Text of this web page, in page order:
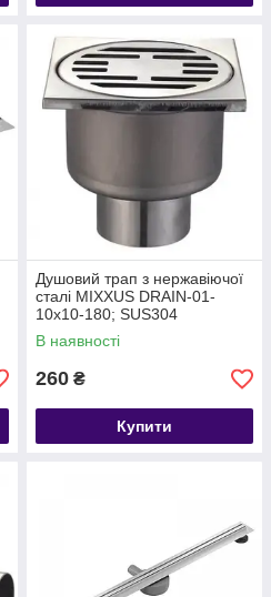
Душовий трап з нержавіючої
сталі MIXXUS DRAIN-01-
10x10-180; SUS304
100x100мм, прямий відвід
В наявності
260 ₴
Купити